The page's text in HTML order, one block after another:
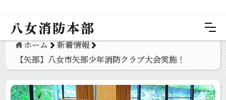
八女消防本部
ホーム
新着情報
【矢部】八女市矢部少年消防クラブ大会実施！